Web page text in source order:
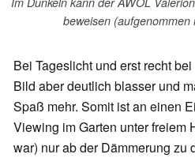
beweisen
Bei Tageslicht und erst recht
Bild aber deutlich blasser und
Spaß mehr. Somit ist an einen
Viewing im Garten unter freiem
war) nur ab der Dämmerung zu